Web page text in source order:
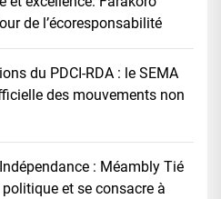
de l’écoresponsabilité
du PDCI-RDA : le SEMA
des mouvements non
: Méambly Tié
et se consacre à